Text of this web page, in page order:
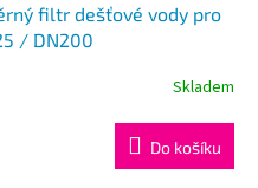
filtr dešťové vody pro
/ DN200
Skladem
Do košíku